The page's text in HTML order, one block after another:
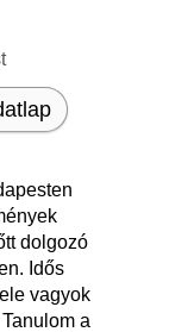
dolgozó
Idős
vagyok
a